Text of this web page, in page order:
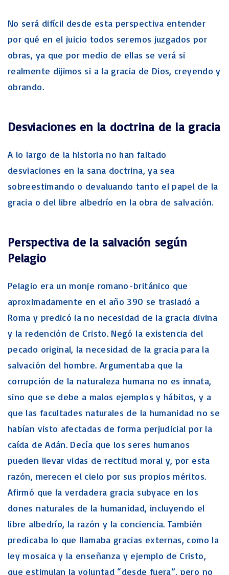
No será difícil desde esta perspectiva entender
por qué en el juicio todos seremos juzgados por
obras, ya que por medio de ellas se verá si
realmente dijimos si a la gracia de Dios, creyendo y
obrando.
Desviaciones en la doctrina de la gracia
A lo largo de la historia no han faltado
desviaciones en la sana doctrina, ya sea
sobreestimando o devaluando tanto el papel de la
gracia o del libre albedrío en la obra de salvación.
Perspectiva de la salvación según
Pelagio
Pelagio era un monje romano-británico que
aproximadamente en el año 390 se trasladó a
Roma y predicó la no necesidad de la gracia divina
y la redención de Cristo. Negó la existencia del
pecado original, la necesidad de la gracia para la
salvación del hombre. Argumentaba que la
corrupción de la naturaleza humana no es innata,
sino que se debe a malos ejemplos y hábitos, y a
que las facultades naturales de la humanidad no se
habían visto afectadas de forma perjudicial por la
caída de Adán. Decía que los seres humanos
pueden llevar vidas de rectitud moral y, por esta
razón, merecen el cielo por sus propios méritos.
Afirmó que la verdadera gracia subyace en los
dones naturales de la humanidad, incluyendo el
libre albedrío, la razón y la conciencia. También
predicaba lo que llamaba gracias externas, como la
ley mosaica y la enseñanza y ejemplo de Cristo,
que estimulan la voluntad “desde fuera”, pero no